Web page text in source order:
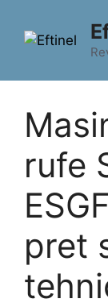
conținut
rufe
pret